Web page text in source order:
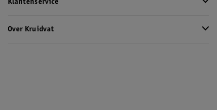
Klantenservice
Over Kruidvat